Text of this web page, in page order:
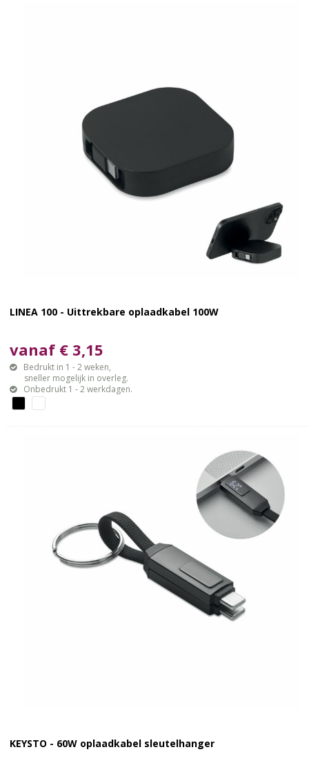
LINEA 100 - Uittrekbare oplaadkabel 100W
vanaf € 3,15
Bedrukt in 1 - 2 weken,
sneller mogelijk in overleg.
Onbedrukt 1 - 2 werkdagen.
KEYSTO - 60W oplaadkabel sleutelhanger